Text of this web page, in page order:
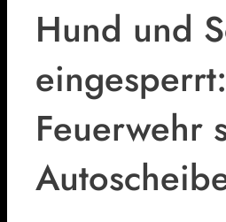
Hund und
eingesperrt:
Feuerwehr